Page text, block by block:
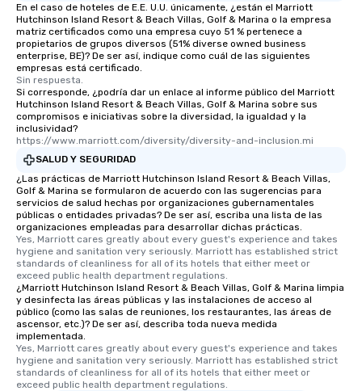
En el caso de hoteles de E.E. U.U. únicamente, ¿están el Marriott
Hutchinson Island Resort & Beach Villas, Golf & Marina o la empresa
matriz certificados como una empresa cuyo 51 % pertenece a
propietarios de grupos diversos (51% diverse owned business
enterprise, BE)? De ser así, indique como cuál de las siguientes
empresas está certificado.
Sin respuesta.
Si corresponde, ¿podría dar un enlace al informe público del Marriott
Hutchinson Island Resort & Beach Villas, Golf & Marina sobre sus
compromisos e iniciativas sobre la diversidad, la igualdad y la
inclusividad?
https://www.marriott.com/diversity/diversity-and-inclusion.mi
SALUD Y SEGURIDAD
¿Las prácticas de Marriott Hutchinson Island Resort & Beach Villas,
Golf & Marina se formularon de acuerdo con las sugerencias para
servicios de salud hechas por organizaciones gubernamentales
públicas o entidades privadas? De ser así, escriba una lista de las
organizaciones empleadas para desarrollar dichas prácticas.
Yes, Marriott cares greatly about every guest's experience and takes
hygiene and sanitation very seriously. Marriott has established strict
standards of cleanliness for all of its hotels that either meet or
exceed public health department regulations.
¿Marriott Hutchinson Island Resort & Beach Villas, Golf & Marina limpia
y desinfecta las áreas públicas y las instalaciones de acceso al
público (como las salas de reuniones, los restaurantes, las áreas de
ascensor, etc.)? De ser así, describa toda nueva medida
implementada.
Yes, Marriott cares greatly about every guest's experience and takes
hygiene and sanitation very seriously. Marriott has established strict
standards of cleanliness for all of its hotels that either meet or
exceed public health department regulations.